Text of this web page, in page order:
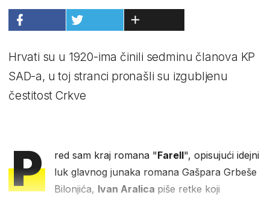
Hrvati su u 1920-ima činili sedminu članova KP
SAD-a, u toj stranci pronašli su izgubljenu
čestitost Crkve
P red sam kraj romana "Farell", opisujući idejni
luk glavnog junaka romana Gašpara Grbeše
Bilonjića, Ivan Aralica piše retke koji